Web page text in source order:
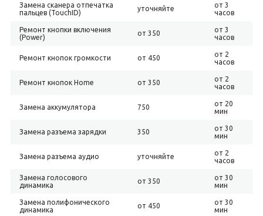
Замена сканера отпечатка
пальцев (TouchID)
уточняйте
от 3
часов
Ремонт кнопки включения
(Power)
от 350
от 3
часов
Ремонт кнопок громкости от 450
от 2
часов
Ремонт кнопок Home от 350
от 2
часов
Замена аккумулятора 750
от 20
мин
Замена разъема зарядки 350
от 30
мин
Замена разъема аудио уточняйте
от 2
часов
Замена голосового
динамика
от 350
от 30
мин
Замена полифонического
динамика
от 450
от 30
мин